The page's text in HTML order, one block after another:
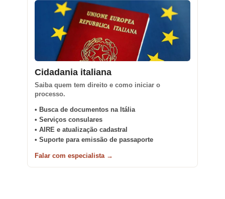
Cidadania italiana
Saiba quem tem direito e como iniciar o
processo.
• Busca de documentos na Itália
• Serviços consulares
• AIRE e atualização cadastral
• Suporte para emissão de passaporte
Falar com especialista →